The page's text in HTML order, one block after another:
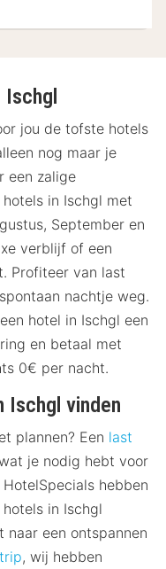
jou de tofste hotels
nog maar je
een zalige
in Ischgl met
September en
verblijf of een
Profiteer van last
nachtje weg.
hotel in Ischgl een
en betaal met
0€ per nacht.
Ischgl vinden
plannen? Een last
je nodig hebt voor
hebben
in Ischgl
naar een ontspannen
, wij hebben